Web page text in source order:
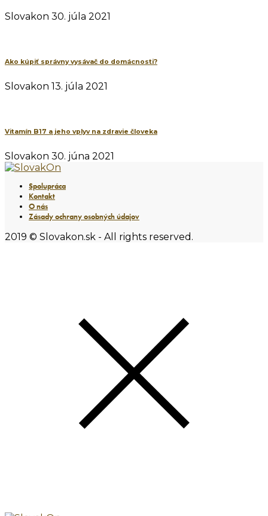
Slovakon 30. júla 2021
Ako kúpiť správny vysávač do domácnosti?
Slovakon 13. júla 2021
Vitamín B17 a jeho vplyv na zdravie človeka
Slovakon 30. júna 2021
Spolupráca
Kontakt
O nás
Zásady ochrany osobných údajov
2019 © Slovakon.sk - All rights reserved.